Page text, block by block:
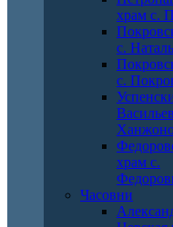
храм с.
с.
с.
храм с.
Часовни